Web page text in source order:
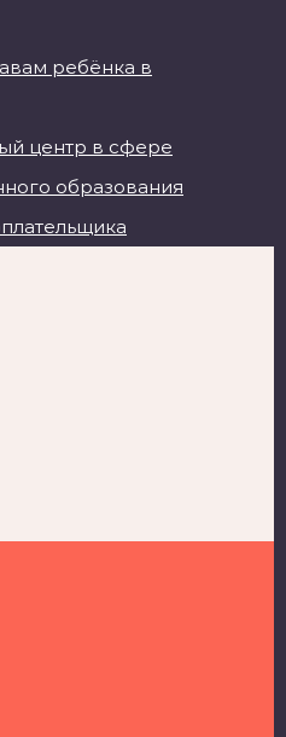
ребёнка в
центр в сфере
образования